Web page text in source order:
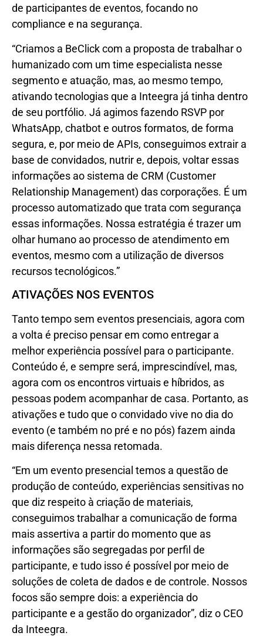
de participantes de eventos, focando no
compliance e na segurança.
“Criamos a BeClick com a proposta de trabalhar o
humanizado com um time especialista nesse
segmento e atuação, mas, ao mesmo tempo,
ativando tecnologias que a Inteegra já tinha dentro
de seu portfólio. Já agimos fazendo RSVP por
WhatsApp, chatbot e outros formatos, de forma
segura, e, por meio de APIs, conseguimos extrair a
base de convidados, nutrir e, depois, voltar essas
informações ao sistema de CRM (Customer
Relationship Management) das corporações. É um
processo automatizado que trata com segurança
essas informações. Nossa estratégia é trazer um
olhar humano ao processo de atendimento em
eventos, mesmo com a utilização de diversos
recursos tecnológicos.”
ATIVAÇÕES NOS EVENTOS
Tanto tempo sem eventos presenciais, agora com
a volta é preciso pensar em como entregar a
melhor experiência possível para o participante.
Conteúdo é, e sempre será, imprescindível, mas,
agora com os encontros virtuais e híbridos, as
pessoas podem acompanhar de casa. Portanto, as
ativações e tudo que o convidado vive no dia do
evento (e também no pré e no pós) fazem ainda
mais diferença nessa retomada.
“Em um evento presencial temos a questão de
produção de conteúdo, experiências sensitivas no
que diz respeito à criação de materiais,
conseguimos trabalhar a comunicação de forma
mais assertiva a partir do momento que as
informações são segregadas por perfil de
participante, e tudo isso é possível por meio de
soluções de coleta de dados e de controle. Nossos
focos são sempre dois: a experiência do
participante e a gestão do organizador”, diz o CEO
da Inteegra.